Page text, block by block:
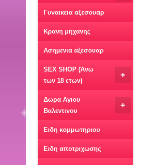
Γυναικεια αξεσουαρ
Κρανη μηχανης
Ασημενια αξεσουαρ
+
SEX SHOP (Άνω
των 18 ετων)
+
Δωρα Αγιου
Βαλεντινου
Ειδη κομμωτηριου
Ειδη αποτριχωσης